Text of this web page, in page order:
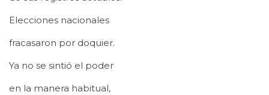
Elecciones nacionales
fracasaron por doquier.
Ya no se sintió el poder
en la manera habitual,